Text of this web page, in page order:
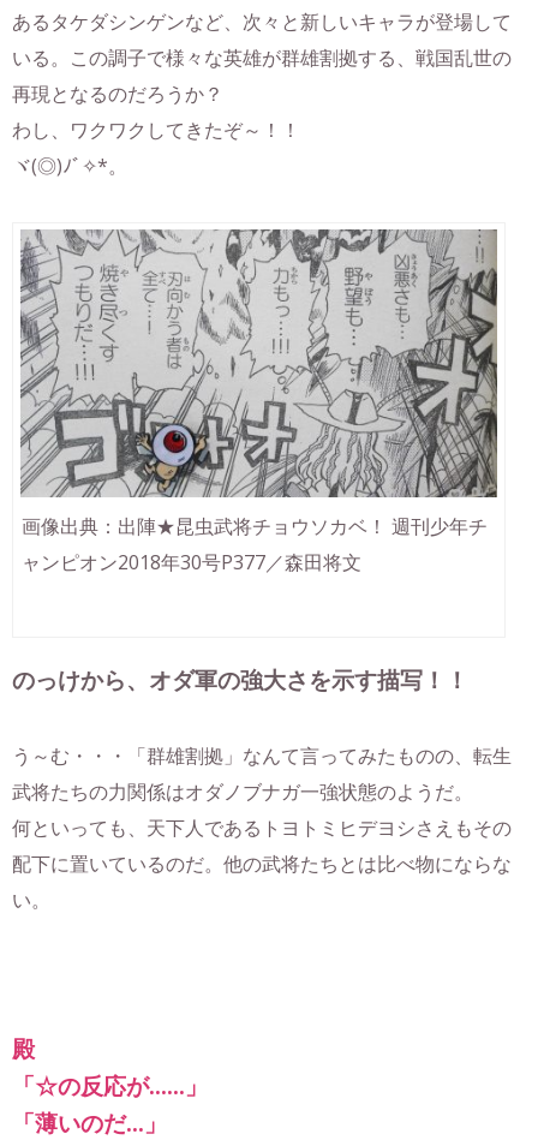
あるタケダシンゲンなど、次々と新しいキャラが登場して
いる。この調子で様々な英雄が群雄割拠する、戦国乱世の
再現となるのだろうか？
わし、ワクワクしてきたぞ～！！
ヾ(◎)ﾉﾞ✧*。
画像出典：出陣★昆虫武将チョウソカベ！ 週刊少年チ
ャンピオン2018年30号P377／森田将文
のっけから、オダ軍の強大さを示す描写！！
う～む・・・「群雄割拠」なんて言ってみたものの、転生
武将たちの力関係はオダノブナガ一強状態のようだ。
何といっても、天下人であるトヨトミヒデヨシさえもその
配下に置いているのだ。他の武将たちとは比べ物にならな
い。
殿
「☆の反応が……」
「薄いのだ…」